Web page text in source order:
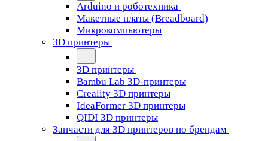
Arduino и роботехника
Макетные платы (Breadboard)
Микрокомпьютеры
3D принтеры
3D принтеры
Bambu Lab 3D-принтеры
Creality 3D принтеры
IdeaFormer 3D принтеры
QIDI 3D принтеры
Запчасти для 3D принтеров по брендам